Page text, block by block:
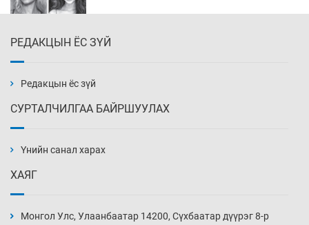
21 цаг 36 мин
нэмэгджээ
РЕДАКЦЫН ЁС ЗҮЙ
Редакцын ёс зүй
СУРТАЛЧИЛГАА БАЙРШУУЛАХ
Үнийн санал харах
ХАЯГ
Монгол Улс, Улаанбаатар 14200, Сүхбаатар дүүрэг 8-р